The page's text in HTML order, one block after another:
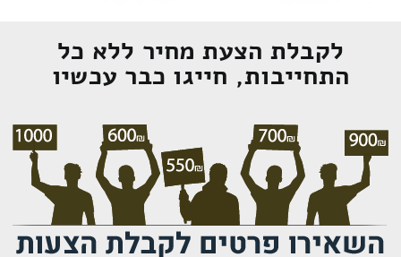
לקבלת הצעת מחיר ללא כל
התחייבות, חייגו כבר עכשיו